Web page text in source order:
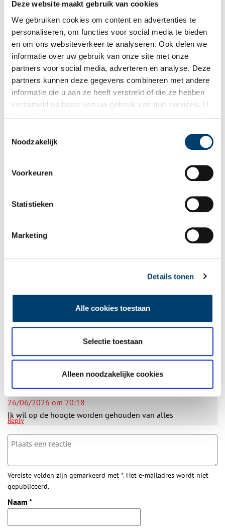
Deze website maakt gebruik van cookies
We gebruiken cookies om content en advertenties te
personaliseren, om functies voor social media te bieden
en om ons websiteverkeer te analyseren. Ook delen we
informatie over uw gebruik van onze site met onze
partners voor social media, adverteren en analyse. Deze
partners kunnen deze gegevens combineren met andere
informatie die u aan ze heeft verstrekt of die ze hebben
verzameld op basis van uw gebruik van hun services. U
Noodzakelijk
Voorkeuren
Statistieken
Marketing
Details tonen
Alle cookies toestaan
Selectie toestaan
Alleen noodzakelijke cookies
Fort Krommeniedijk, mei 2025, fotograaf Loek Buter.
Bron:Landschap Noord-Holland
Wilt u op de hoogte blijven van de mooiste verhalen en het
Vul deze informatie aan of geef een reactie.
2 reacties
schreef:
26/06/2026 om 20:15
Woon in Krommenie maar nog nooit in het Fort geweest
Jeanelly Winter-Smit schreef:
26/06/2026 om 20:18
Ik wil op de hoogte worden gehouden van alles
Reply
Vereiste velden zijn gemarkeerd met *. Het e-mailadres wordt niet
gepubliceerd.
Naam *